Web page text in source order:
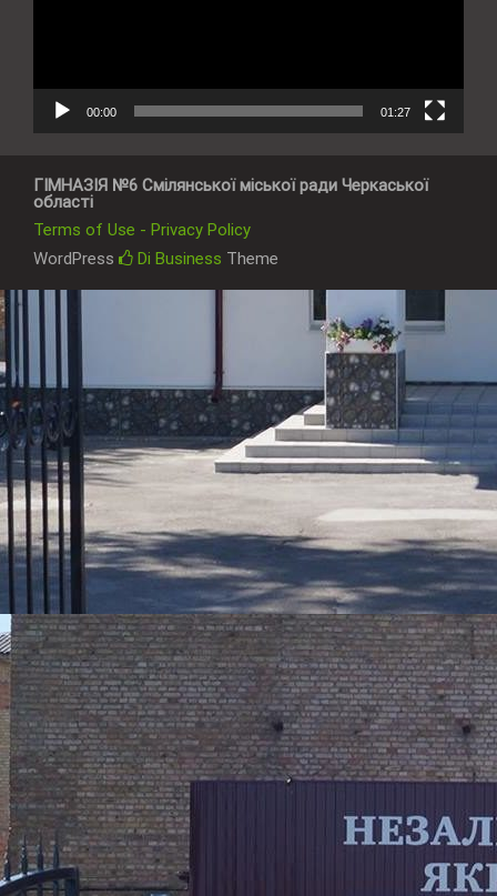
00:00 01:27
ГІМНАЗІЯ №6 Смілянської міської ради Черкаської
області
Terms of Use - Privacy Policy
WordPress
Di Business Theme